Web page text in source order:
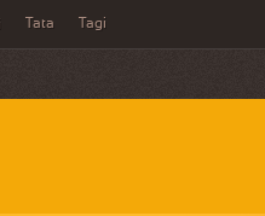
Tata Tagi